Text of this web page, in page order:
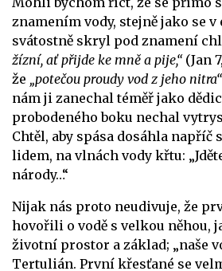
znamením vody, stejně jako se
svátostně skryl pod znamení
žízní, ať přijde ke mně a pije,“(Jan
že „potečou proudy vod z jeho nitra“
nám ji zanechal téměř jako
probodeného boku nechal
Chtěl, aby spása dosáhla napříč
lidem, na vlnách vody křtu:
národy…“
Nijak nás proto neudivuje, že
hovořili o vodě s velkou něhou,
životní prostor a základ; „naše
Tertulián. První křesťané se